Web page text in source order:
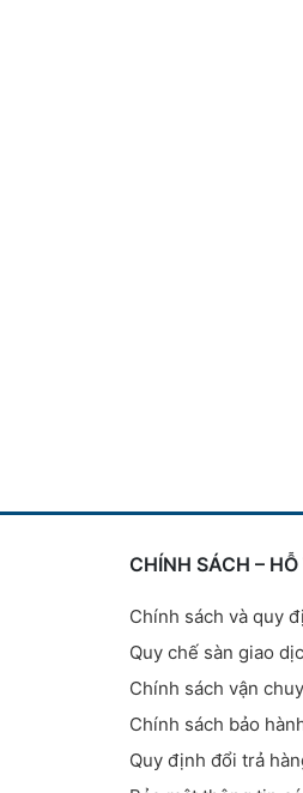
CHÍNH SÁCH – HỖ
Chính sách và quy
Quy chế sàn giao
Chính sách vận
Chính sách bảo
Quy định đổi trả